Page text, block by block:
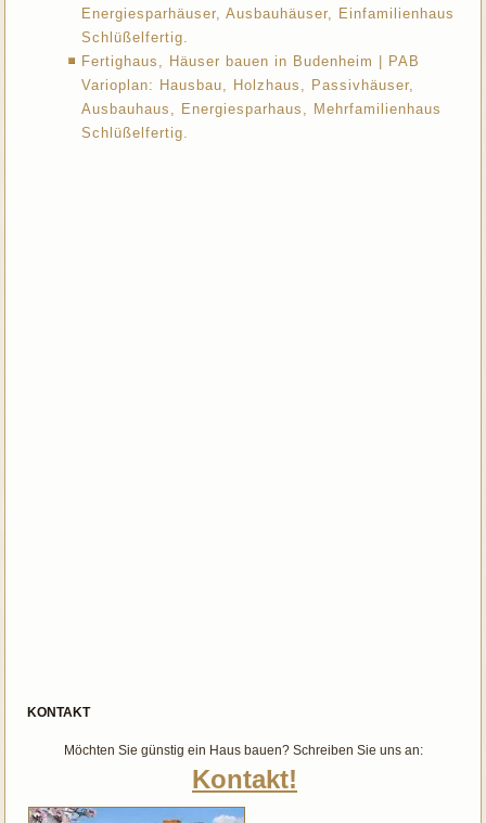
Energiesparhäuser, Ausbauhäuser, Einfamilienhaus
Schlüßelfertig.
Fertighaus, Häuser bauen in Budenheim | PAB
Varioplan: Hausbau, Holzhaus, Passivhäuser,
Ausbauhaus, Energiesparhaus, Mehrfamilienhaus
Schlüßelfertig.
KONTAKT
Möchten Sie günstig ein Haus bauen? Schreiben Sie uns an:
Kontakt!